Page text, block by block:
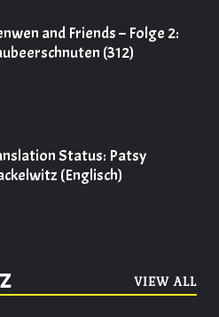
and Friends – Folge 2:
(312)
Status: Patsy
(Englisch)
VIEW ALL